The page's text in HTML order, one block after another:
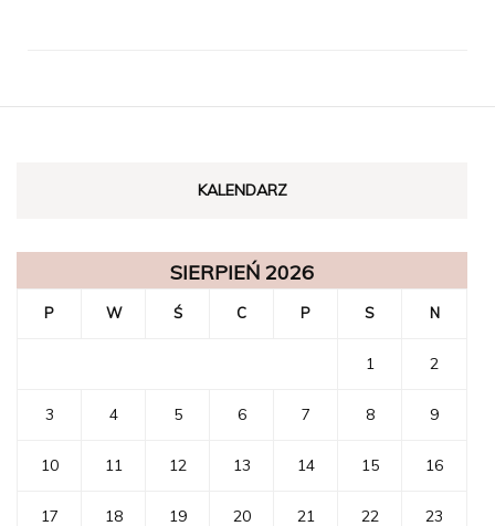
KALENDARZ
SIERPIEŃ 2026
P W Ś C P S N
1 2
3 4 5 6 7 8 9
10 11 12 13 14 15 16
17 18 19 20 21 22 23